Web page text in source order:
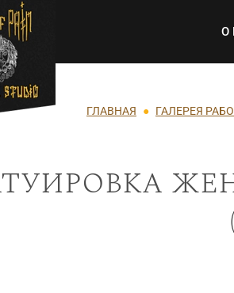
содержанию
О
навигации
ГЛАВНАЯ ГАЛЕРЕЯ